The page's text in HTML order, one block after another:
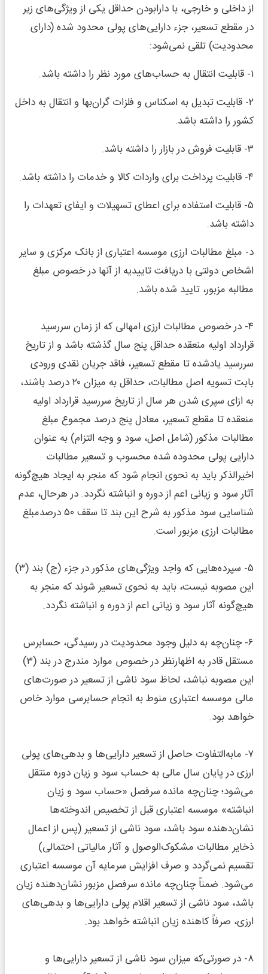
از داخلی و خارجی، با دارابودن حداقل یکی از ویژگی‌های زیر
در مقطع تسعیر، جزء دارایی‌های پولی محدود شده (دارای
محدودیت) تلقی نمی‌شود:
۱‌‌‌‌‌‌‌‌‌‌‌‌- قابلیت انتقال به حساب‌های مورد نظر را داشته باشد.
۲‌‌‌‌‌‌‌‌‌‌‌‌- قابلیت تبدیل به اسکناس و فلزات گران‌بها و انتقال به داخل
کشور را داشته باشد.
۳‌‌‌‌‌‌‌‌‌‌‌‌- قابلیت فروش در بازار را داشته باشد.
۴‌‌‌‌‌‌‌‌‌‌‌‌- قابلیت پرداخت برای واردات کالا و خدمات را داشته باشد.
۵‌‌‌‌‌‌‌‌‌‌‌‌- قابلیت استفاده برای اعطای تسهیلات و ایفای تعهدات را
داشته باشد.
د‌‌‌‌‌‌‌‌‌‌‌‌‌‌‌‌‌‌‌- مبلغ مطالبات ارزی موسسه اعتباری از بانک مرکزی و سایر
اشخاص دولتی با دریافت تاییدیه از آنها در خصوص مبلغ
مطالبه مزبور، تایید شده باشد.
۴‌‌‌‌‌‌‌‌‌‌‌‌- در خصوص مطالبات ارزی امهالی که از زمان سررسید
قرارداد اولیه منعقده حداقل پنج سال گذشته باشد و از تاریخ
سررسید یادشده تا مقطع تسعیر، فاقد جریان نقدی ورودی
بابت تسویه اصل مطالبات، حداقل به میزان ۲۰ درصد باشند،
به ازای سپری شدن هر سال از تاریخ سررسید قرارداد اولیه
منعقده تا مقطع تسعیر، معادل پنج درصد مجموع مبلغ
مطالبات مذکور (شامل اصل، سود و وجه التزام) به عنوان
دارایی پولی محدوده شده محسوب و تسعیر مطالبات
اخیرالذکر باید به نحوی انجام شود که منجر به ایجاد هیچ‌گونه
آثار سود و زیانی اعم از دوره و انباشته نگردد. در هرحال، عدم
شناسایی سود مذکور به شرح این بند تا سقف ۵۰ درصدمبلغ
مطالبات ارزی مزبور است.
۵‌‌‌‌‌‌‌‌‌‌‌‌- سپرده‌هایی که واجد ویژگی‌های مذکور در جزء (ج) بند (۳)
این مصوبه نیست، باید به نحوی تسعیر شوند که منجر به
هیچ‌گونه آثار سود و زیانی اعم از دوره و انباشته نگردد.
۶‌‌‌‌‌‌‌‌‌‌‌‌- چنان‌چه به دلیل وجود محدودیت در رسیدگی، حسابرس
مستقل قادر به اظهارنظر در خصوص موارد مندرج در بند (۳)
این مصوبه نباشد، لحاظ سود ناشی از تسعیر در صورت‌های
مالی موسسه اعتباری منوط به انجام حسابرسی موارد خاص
خواهد بود.
۷‌‌‌‌‌‌‌‌‌‌‌‌- مابه‌التفاوت حاصل از تسعیر دارایی‌ها و بدهی‌های پولی
ارزی در پایان سال مالی به حساب سود و زیان دوره منتقل
می‌شود؛ چنان‌چه مانده سرفصل «حساب سود و زیان
انباشته» موسسه اعتباری قبل از تخصیص اندوخته‌ها
نشان‌دهنده سود باشد، سود ناشی از تسعیر (پس از اعمال
ذخایر مطالبات مشکوک‌الوصول و آثار مالیاتی احتمالی)
تقسیم نمی‌گردد و صرف افزایش سرمایه آن موسسه اعتباری
می‌شود. ضمناً ‌چنان‌چه مانده سرفصل مزبور نشان‌دهنده زیان
باشد، سود ناشی از تسعیر اقلام پولی دارایی‌ها و بدهی‌های
ارزی، صرفاً کاهنده زیان انباشته خواهد بود.
۸‌‌‌‌‌‌‌‌‌‌‌‌- در صورتی‌که میزان سود ناشی از تسعیر دارایی‌ها و